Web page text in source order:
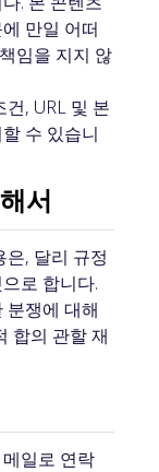
만일 어떠
임을 지지 않
, URL 및 본
수 있습니
서
, 달리 규정
로 합니다.
분쟁에 대해
합의 관할 재
일로 연락